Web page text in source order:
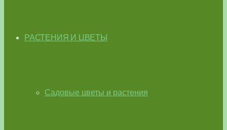
РАСТЕНИЯ И ЦВЕТЫ
Садовые цветы и растения